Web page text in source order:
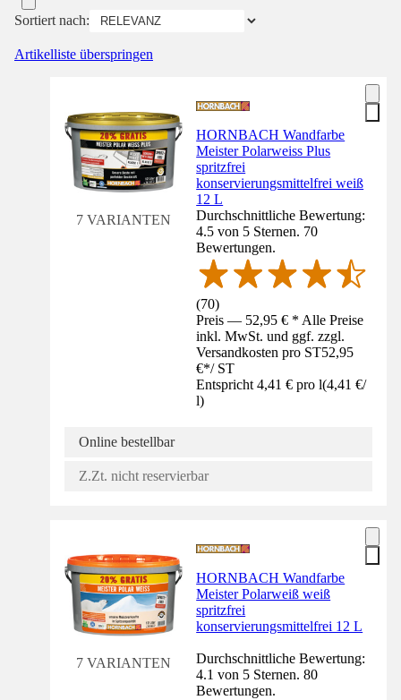
Sortiert nach:
Artikelliste überspringen
7 VARIANTEN
HORNBACH Wandfarbe
Meister Polarweiss Plus
spritzfrei
konservierungsmittelfrei weiß
12 L
Durchschnittliche Bewertung:
4.5 von 5 Sternen. 70
Bewertungen.
(70)
Preis — 52,95 € * Alle Preise
inkl. MwSt. und ggf. zzgl.
Versandkosten pro ST52,95
€*/ ST
Entspricht 4,41 € pro l(4,41 €/
l)
Online bestellbar
Z.Zt. nicht reservierbar
7 VARIANTEN
HORNBACH Wandfarbe
Meister Polarweiß weiß
spritzfrei
konservierungsmittelfrei 12 L
Durchschnittliche Bewertung:
4.1 von 5 Sternen. 80
Bewertungen.